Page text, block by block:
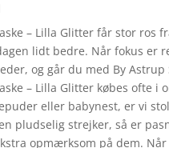
– Lilla Glitter får stor
lidt bedre. Når fokus er
og går du med By
– Lilla Glitter købes ofte
eller babynest, er vi
pludselig strejker, så er
opmærksom på dem.